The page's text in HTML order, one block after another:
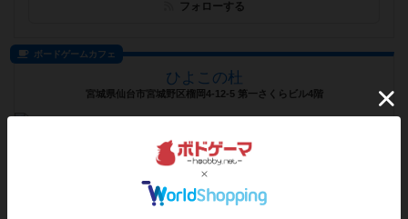
フォローする
ボードゲームカフェ
ひよこの杜
宮城県仙台市宮城野区榴岡4-12-5 第一さくらビル4階
820個
相席でワイワイ楽しむ遊びの交差点。 ボドゲだけでなく、クイズに謎